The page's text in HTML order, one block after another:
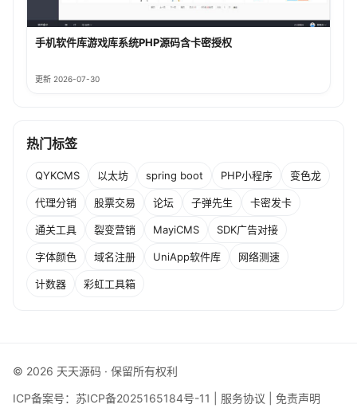
手机软件库游戏库系统PHP源码含卡密授权
更新 2026-07-30
热门标签
QYKCMS 以太坊 spring boot PHP小程序 变色龙
代理分销 股票交易 论坛 子弹先生 卡密发卡
通关工具 裂变营销 MayiCMS SDK广告对接
字体颜色 域名注册 UniApp软件库 网络测速
计数器 彩虹工具箱
© 2026 天天源码 · 保留所有权利
ICP备案号： 苏ICP备2025165184号-11 服务协议 免责声明